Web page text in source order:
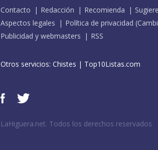
Contacto Redacción Recomienda
Aspectos legales
Política de privacidad (
Publicidad y webmasters
RSS
Otros servicios: Chistes | Top10Listas.com
LaHiguera.net. Todos los derechos reservados